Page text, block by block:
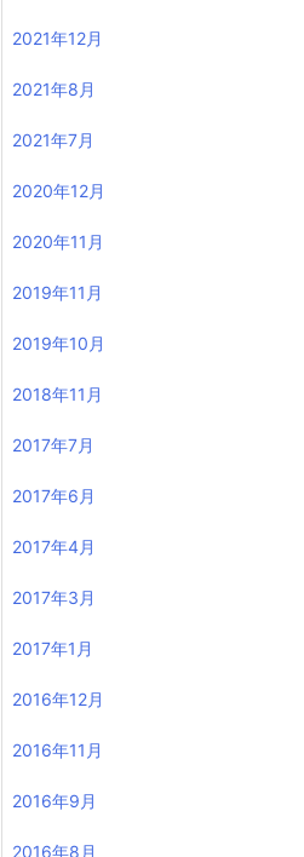
2021年12月
2021年8月
2021年7月
2020年12月
2020年11月
2019年11月
2019年10月
2018年11月
2017年7月
2017年6月
2017年4月
2017年3月
2017年1月
2016年12月
2016年11月
2016年9月
2016年8月